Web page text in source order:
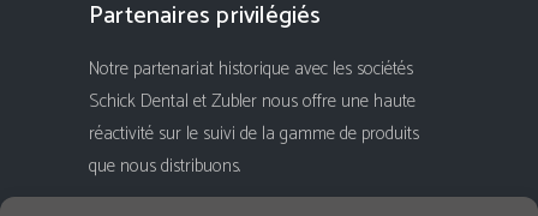
Partenaires privilégiés
Notre partenariat historique avec les sociétés
Schick Dental et Zubler nous offre une haute
réactivité sur le suivi de la gamme de produits
que nous distribuons.